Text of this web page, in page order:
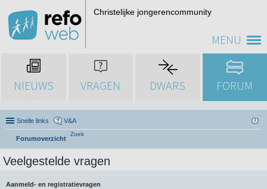
MENU
Christelijke jongerencommunity
NIEUWS VRAGEN DWARS FORUM
Snelle links V&A
Forumoverzicht
Zoek
Veelgestelde vragen
Aanmeld- en registratievragen